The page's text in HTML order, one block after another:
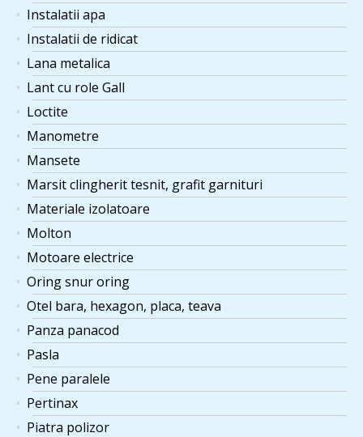
Instalatii apa
Instalatii de ridicat
Lana metalica
Lant cu role Gall
Loctite
Manometre
Mansete
Marsit clingherit tesnit, grafit garnituri
Materiale izolatoare
Molton
Motoare electrice
Oring snur oring
Otel bara, hexagon, placa, teava
Panza panacod
Pasla
Pene paralele
Pertinax
Piatra polizor